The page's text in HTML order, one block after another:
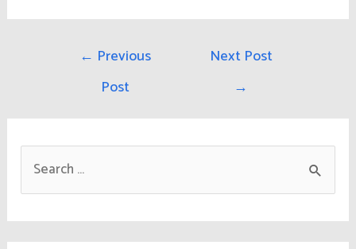
← Previous
Post
Next Post
→